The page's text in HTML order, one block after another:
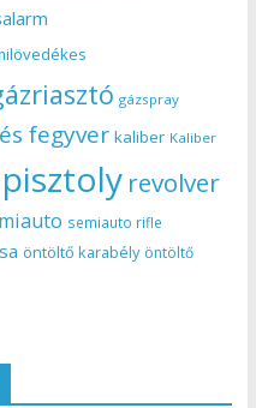
gázspray
fegyver kaliber Kaliber
pisztoly revolver
semiauto rifle
öntöltő karabély öntöltő